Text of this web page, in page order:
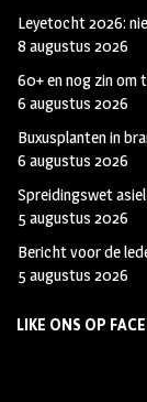
Leyetocht 2026:
8 augustus 2026
60+ en nog zin om
6 augustus 2026
Buxusplanten in
6 augustus 2026
Spreidingswet
5 augustus 2026
Bericht voor de
5 augustus 2026
LIKE ONS OP